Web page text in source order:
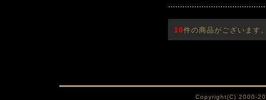
10件の商品がございます
Copyright(C) 2000-